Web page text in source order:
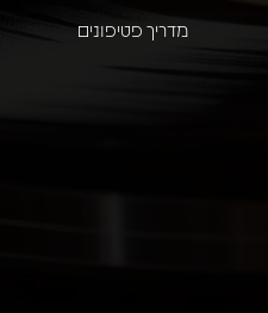
מדריך פטיפונים